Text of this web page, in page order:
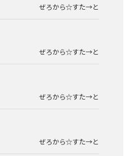
ぜろから☆すた→と
ぜろから☆すた→と
ぜろから☆すた→と
ぜろから☆すた→と